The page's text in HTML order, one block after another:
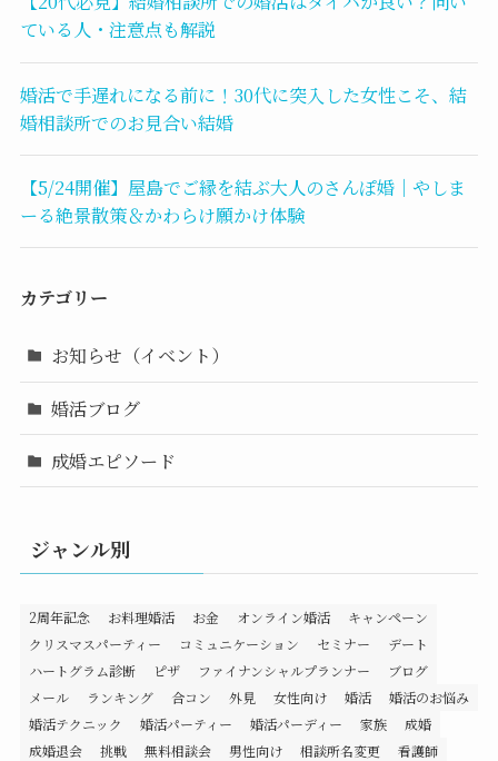
ている人・注意点も解説
婚活で手遅れになる前に！30代に突入した女性こそ、結
婚相談所でのお見合い結婚
【5/24開催】屋島でご縁を結ぶ大人のさんぽ婚｜やしま
ーる絶景散策＆かわらけ願かけ体験
カテゴリー
お知らせ（イベント）
婚活ブログ
成婚エピソード
ジャンル別
2周年記念 お料理婚活 お金 オンライン婚活
キャンペーン
クリスマスパーティー
コミュニケーション セミナー
デート
ハートグラム診断
ピザ ファイナンシャルプランナー
ブログ
メール
ランキング 合コン 外見 女性向け 婚活
婚活のお悩み
婚活テクニック
婚活パーティー 婚活パーディー 家族
成婚
成婚退会
挑戦 無料相談会 男性向け 相談所名変更
看護師